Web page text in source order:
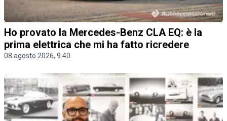
Ho provato la Mercedes-Benz CLA EQ: è la
prima elettrica che mi ha fatto ricredere
08 agosto 2026, 9.40